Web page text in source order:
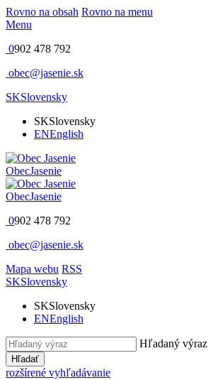
Rovno na obsah Rovno na menu
Menu
0902 478 792
obec@jasenie.sk
SKSlovensky
SKSlovensky
ENEnglish
ObecJasenie
ObecJasenie
0902 478 792
obec@jasenie.sk
Mapa webu RSS
SKSlovensky
SKSlovensky
ENEnglish
Hľadaný výraz
Hľadať
rozšírené vyhľadávanie